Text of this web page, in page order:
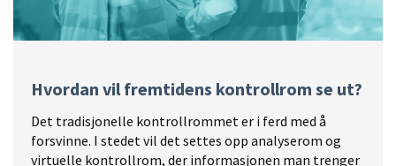
Hvordan vil fremtidens kontrollrom se ut?
Det tradisjonelle kontrollrommet er i ferd med å
forsvinne. I stedet vil det settes opp analyserom og
virtuelle kontrollrom, der informasjonen man trenger